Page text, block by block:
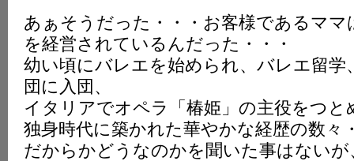
あぁそうだった・・・お客様であるママ
を経営されているんだった・・・
幼い頃にバレエを始められ、バレエ留学
団に入団、
イタリアでオペラ「椿姫」の主役をつと
独身時代に築かれた華やかな経歴の数々
だからかどうなのかを聞いた事はない